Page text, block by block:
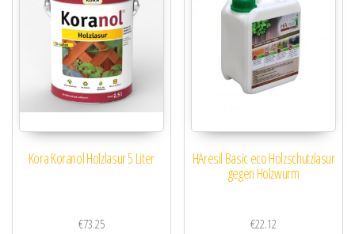
Kora Koranol Holzlasur 5 Liter
€73.25
HAresil Basic eco Holzschutzlasur
gegen Holzwurm
€22.12